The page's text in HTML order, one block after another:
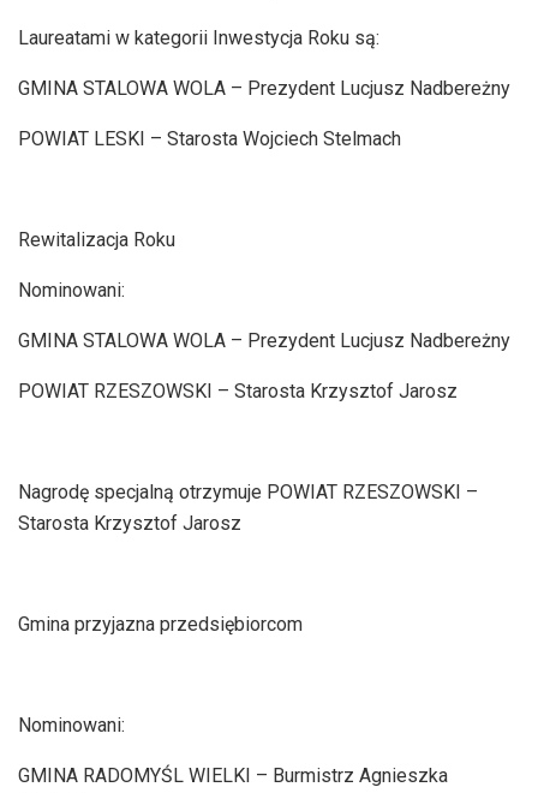
Laureatami w kategorii Inwestycja Roku są:
GMINA STALOWA WOLA – Prezydent Lucjusz Nadbereżny
POWIAT LESKI – Starosta Wojciech Stelmach
Rewitalizacja Roku
Nominowani:
GMINA STALOWA WOLA – Prezydent Lucjusz Nadbereżny
POWIAT RZESZOWSKI – Starosta Krzysztof Jarosz
Nagrodę specjalną otrzymuje POWIAT RZESZOWSKI –
Starosta Krzysztof Jarosz
Gmina przyjazna przedsiębiorcom
Nominowani:
GMINA RADOMYŚL WIELKI – Burmistrz Agnieszka